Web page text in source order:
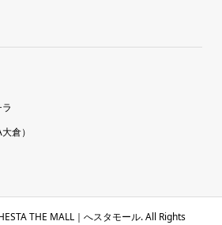
倉）
THE MALL｜へスタモール. All Rights